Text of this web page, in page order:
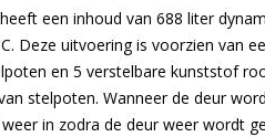
een inhoud van 688 liter
Deze uitvoering is voorzien van
en 5 verstelbare kunststof
stelpoten. Wanneer de deur
in zodra de deur weer wordt